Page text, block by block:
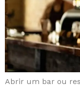
Abrir um bar ou